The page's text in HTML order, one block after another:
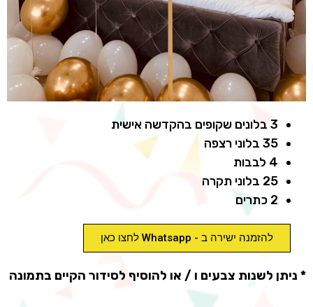
3 בלונים שקופים בהקדשה אישית
35 בלוני רצפה
4 לבבות
25 בלוני תקרה
2 כתרים
להזמנה ישירה ב - Whatsapp לחצו כאן
* ניתן לשנות צבעים ו / או להוסיף לסידור הקיים בתמונה